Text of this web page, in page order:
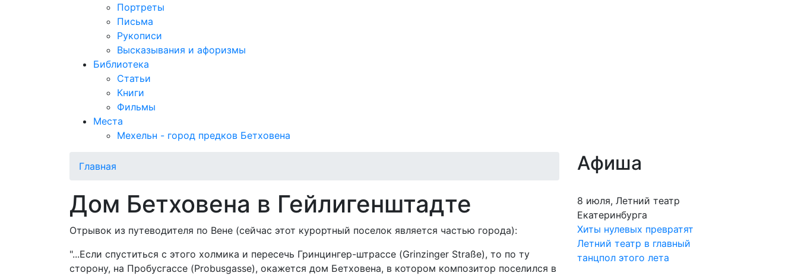
Портреты
Письма
Рукописи
Высказывания и афоризмы
Библиотека
Статьи
Книги
Фильмы
Места
Мехельн - город предков Бетховена
Главная
Дом Бетховена в Гейлигенштадте
Отрывок из путеводителя по Вене (сейчас этот курортный поселок является частью города):
"...Если спуститься с этого холмика и пересечь Гринцингер-штрассе (Grinzinger Straße), то по ту
сторону, на Пробусгассе (Probusgasse), окажется дом Бетховена, в котором композитор поселился в
Афиша
8 июля, Летний театр
Екатеринбурга
Хиты нулевых превратят
Летний театр в главный
танцпол этого лета